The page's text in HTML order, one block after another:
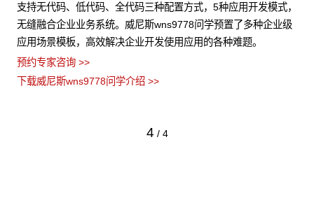
支持无代码、低代码、全代码三种配置方式，5种应用开发模式，
无缝融合企业业务系统。威尼斯wns9778问学预置了多种企业级
应用场景模板，高效解决企业开发使用应用的各种难题。
预约专家咨询 >>
下载威尼斯wns9778问学介绍 >>
4 / 4